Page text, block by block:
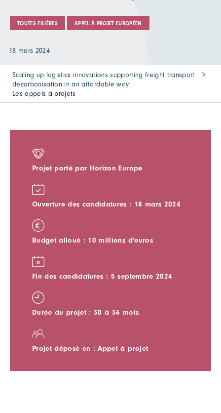
TOUTES FILIÈRES APPEL À PROJET EUROPÉEN
18 mars 2024
Scaling up logistics innovations supporting freight transport
decarbonisation in an affordable way
Les appels à projets
Projet porté par Horizon Europe
Ouverture des candidatures : 18 mars 2024
Budget alloué : 10 millions d'euros
Fin des candidatures : 5 septembre 2024
Durée du projet : 30 à 36 mois
Projet déposé en : Appel à projet